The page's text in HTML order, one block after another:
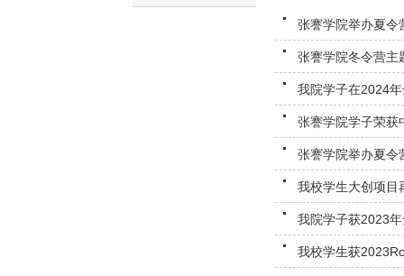
张謇学院举办夏令
张謇学院冬令营主
我院学子在2024
张謇学院学子荣获
张謇学院举办夏令
我校学生大创项目
我院学子获2023
我校学生获